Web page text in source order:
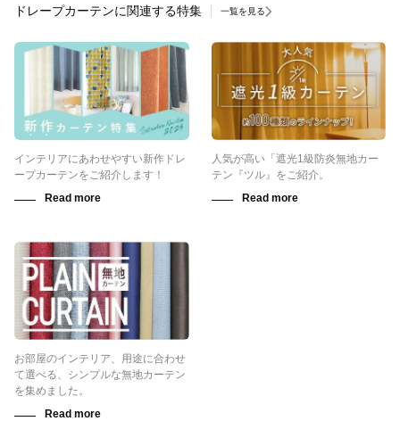
ドレープカーテンに関連する特集 一覧を見る
インテリアにあわせやすい新作ドレ
ープカーテンをご紹介します！
人気が高い「遮光1級防炎無地カー
テン『ツル』をご紹介。
お部屋のインテリア、用途に合わせ
て選べる、シンプルな無地カーテン
を集めました。